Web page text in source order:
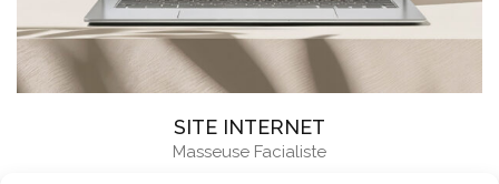
SITE INTERNET
Masseuse Facialiste